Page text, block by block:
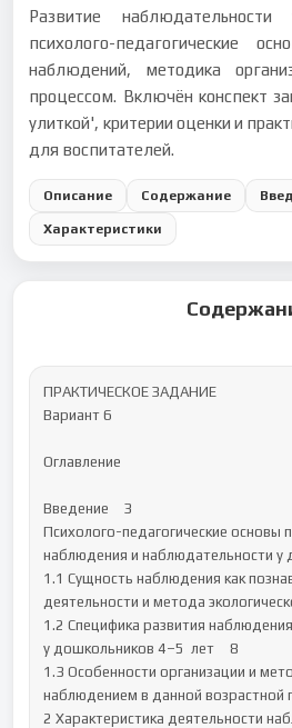
Развитие
психолого-педагогические
наблюдений, методика
процессом. Включён конспект
улиткой', критерии оценки и
для воспитателей.
Описание Содержание
Характеристики
ПРАКТИЧЕСКОЕ ЗАДАНИЕ
Вариант 6
Оглавление
Введение	3
Психолого-педагогические основы
наблюдения и наблюдательности у
1.1 Сущность наблюдения как
деятельности и метода
1.2 Специфика развития наблюдения
у дошкольников 4–5  лет	8
1.3 Особенности организации и
наблюдением в данной возрастной
2 Характеристика деятельности